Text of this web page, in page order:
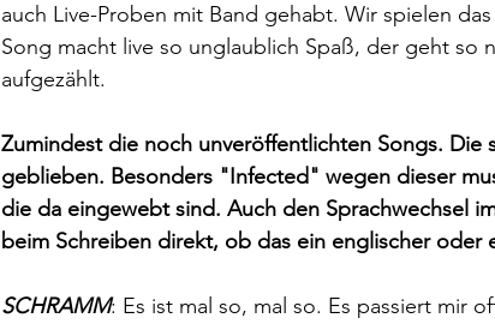
auch Live-Proben mit Band gehabt. Wir spielen
Song macht live so unglaublich Spaß, der geht so
aufgezählt.
Zumindest die noch unveröffentlichten Songs. Die
geblieben. Besonders "Infected" wegen dieser
die da eingewebt sind. Auch den Sprachwechsel
beim Schreiben direkt, ob das ein englischer oder
SCHRAMM: Es ist mal so, mal so. Es passiert mir